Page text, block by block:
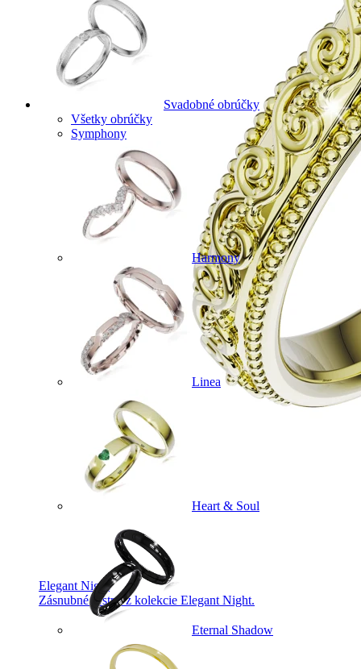
Elegant Night
Zásnubné prstne z kolekcie Elegant Night.
Svadobné obrúčky
Všetky obrúčky
Symphony
Harmony
Linea
Heart & Soul
Eternal Shadow